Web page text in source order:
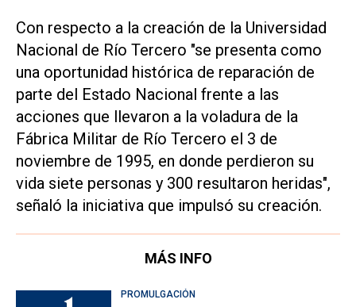
Con respecto a la creación de la Universidad
Nacional de Río Tercero "se presenta como
una oportunidad histórica de reparación de
parte del Estado Nacional frente a las
acciones que llevaron a la voladura de la
Fábrica Militar de Río Tercero el 3 de
noviembre de 1995, en donde perdieron su
vida siete personas y 300 resultaron heridas",
señaló la iniciativa que impulsó su creación.
MÁS INFO
PROMULGACIÓN